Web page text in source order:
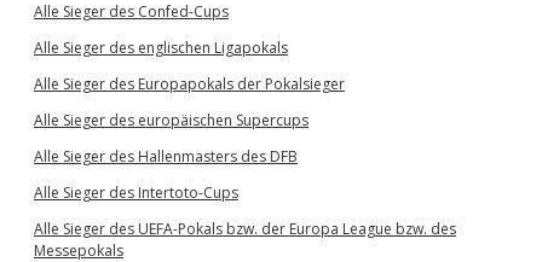
Alle Sieger des Confed-Cups
Alle Sieger des englischen Ligapokals
Alle Sieger des Europapokals der Pokalsieger
Alle Sieger des europäischen Supercups
Alle Sieger des Hallenmasters des DFB
Alle Sieger des Intertoto-Cups
Alle Sieger des UEFA-Pokals bzw. der Europa League bzw. des
Messepokals